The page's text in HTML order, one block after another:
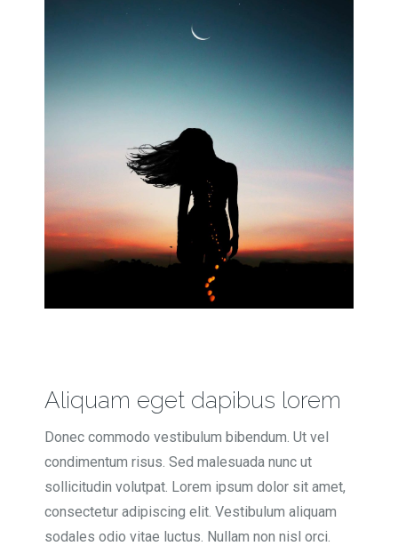
Aliquam eget dapibus lorem
Donec commodo vestibulum bibendum. Ut vel
condimentum risus. Sed malesuada nunc ut
sollicitudin volutpat. Lorem ipsum dolor sit amet,
consectetur adipiscing elit. Vestibulum aliquam
sodales odio vitae luctus. Nullam non nisl orci.